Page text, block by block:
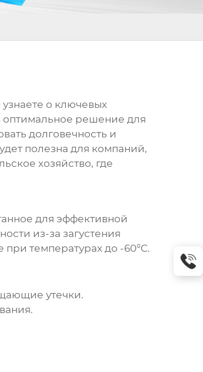
о ключевых
оптимальное решение для
долговечность и
полезна для компаний,
хозяйство, где
для эффективной
из-за загустения
температурах до -60°C.
утечки.